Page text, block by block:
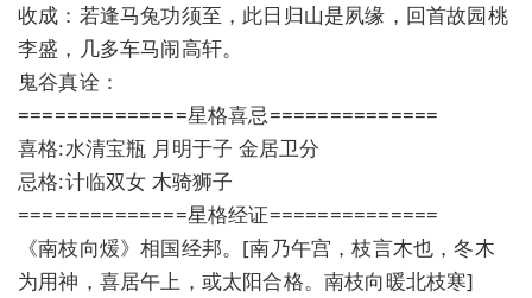
收成：若逢马兔功须至，此日归山是夙缘，回首故园桃
李盛，几多车马闹高轩。
鬼谷真诠：
==============星格喜忌==============
喜格:水清宝瓶 月明于子 金居卫分
忌格:计临双女 木骑狮子
==============星格经证==============
《南枝向煖》相国经邦。[南乃午宫，枝言木也，冬木
为用神，喜居午上，或太阳合格。南枝向暖北枝寒]